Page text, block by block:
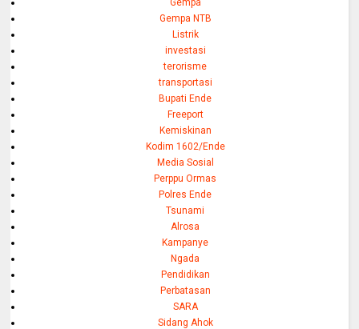
Gempa
Gempa NTB
Listrik
investasi
terorisme
transportasi
Bupati Ende
Freeport
Kemiskinan
Kodim 1602/Ende
Media Sosial
Perppu Ormas
Polres Ende
Tsunami
Alrosa
Kampanye
Ngada
Pendidikan
Perbatasan
SARA
Sidang Ahok